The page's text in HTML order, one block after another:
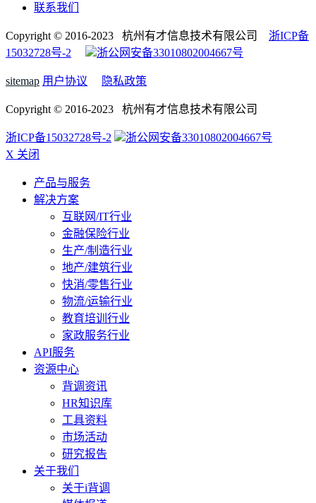
联系我们
Copyright © 2016-2023 杭州有才信息技术有限公司 浙ICP备
15032728号-2
浙公网安备33010802004667号
sitemap 用户协议 隐私政策
Copyright © 2016-2023 杭州有才信息技术有限公司
浙ICP备15032728号-2
浙公网安备33010802004667号
X 关闭
产品与服务
解决方案
互联网/IT行业
金融保险行业
生产/制造行业
地产/建筑行业
快消/零售行业
物流/运输行业
教育培训行业
家政服务行业
API服务
资源中心
背调资讯
HR知识库
工具资料
市场活动
研究报告
关于我们
关于i背调